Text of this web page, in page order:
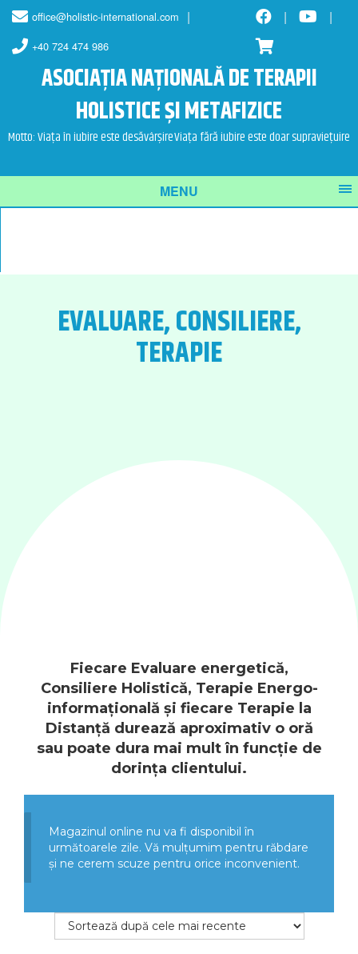
Skip
content
Skip
main
menu
office@holistic-international.com
+40 724 474 986
ASOCIAȚIA NAȚIONALĂ DE TERAPII
HOLISTICE ȘI METAFIZICE
Motto: Viața în iubire este desăvârșireViața fără iubire este doar supraviețuire
MENU
EVALUARE, CONSILIERE,
TERAPIE
Fiecare Evaluare energetică,
Consiliere Holistică, Terapie Energo-
informațională și fiecare Terapie la
Distanță durează aproximativ o oră
sau poate dura mai mult în funcție de
dorința clientului.
Magazinul online nu va fi disponibil în
următoarele zile. Vă mulțumim pentru răbdare
și ne cerem scuze pentru orice inconvenient.